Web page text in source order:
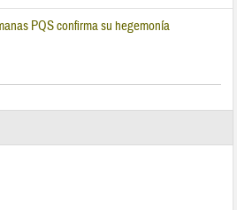
PQS confirma su hegemonía